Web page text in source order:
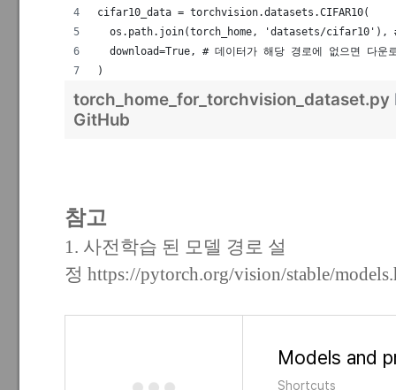
cifar10_data = torchvision.datasets.CIFAR10(
os.path.join(torch_home, 'datasets/cifar10'), #
download=True, # 데이터가 해당 경로에 없으면 다운
)
torch_home_for_torchvision_dataset.py
GitHub
참고
1. 사전학습 된 모델 경로 설
정 https://pytorch.org/vision/stable/
Shortcuts